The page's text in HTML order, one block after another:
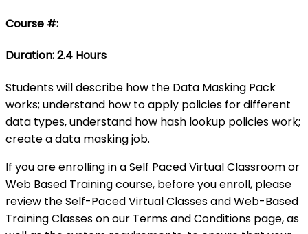
Course #:
Duration: 2.4 Hours
Students will describe how the Data Masking Pack
works; understand how to apply policies for different
data types, understand how hash lookup policies work;
create a data masking job.
If you are enrolling in a Self Paced Virtual Classroom or
Web Based Training course, before you enroll, please
review the Self-Paced Virtual Classes and Web-Based
Training Classes on our Terms and Conditions page, as